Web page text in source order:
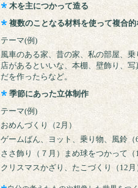
木を主につかって造る
複数のことなる材料を使って複合
テーマ(例)
風車のある家、昔の家、私の部屋、
店があるといいな、本棚、壁飾り、
だを作ったらなど。
季節にあった立体制作
テーマ(例)
おめんづくり（2月）
ゲームばん、ヨット、乗り物、風鈴（6
ささ飾り（７月）まめ球をつかって（
クリスマスかざり、たこづくり（12月